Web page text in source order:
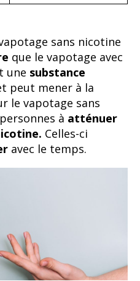
sans nicotine
que le vapotage avec
une substance
peut mener à la
le vapotage sans
à atténuer
Celles-ci
avec le temps.